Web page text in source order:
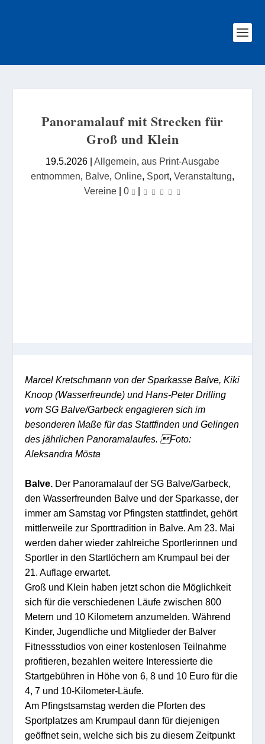
Panoramalauf mit Strecken für
Groß und Klein
19.5.2026 | Allgemein, aus Print-Ausgabe
entnommen, Balve, Online, Sport, Veranstaltung,
Vereine| 0 |
Marcel Kretschmann von der Sparkasse Balve, Kiki
Knoop (Wasserfreunde) und Hans-Peter Drilling
vom SG Balve/Garbeck engagieren sich im
besonderen Maße für das Stattfinden und Gelingen
des jährlichen Panoramalaufes. Foto:
Aleksandra Mösta
Balve. Der Panoramalauf der SG Balve/Garbeck,
den Wasserfreunden Balve und der Sparkasse, der
immer am Samstag vor Pfingsten stattfindet, gehört
mittlerweile zur Sporttradition in Balve. Am 23. Mai
werden daher wieder zahlreiche Sportlerinnen und
Sportler in den Startlöchern am Krumpaul bei der
21. Auflage erwartet.
Groß und Klein haben jetzt schon die Möglichkeit
sich für die verschiedenen Läufe zwischen 800
Metern und 10 Kilometern anzumelden. Während
Kinder, Jugendliche und Mitglieder der Balver
Fitnessstudios von einer kostenlosen Teilnahme
profitieren, bezahlen weitere Interessierte die
Startgebühren in Höhe von 6, 8 und 10 Euro für die
4, 7 und 10-Kilometer-Läufe.
Am Pfingstsamstag werden die Pforten des
Sportplatzes am Krumpaul dann für diejenigen
geöffnet sein, welche sich bis zu diesem Zeitpunkt